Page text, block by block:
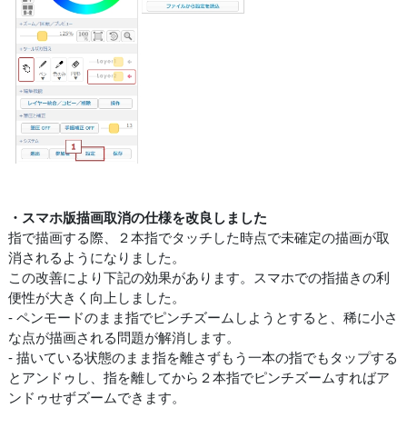
・スマホ版描画取消の仕様を改良しました
指で描画する際、２本指でタッチした時点で未確定の描画が取
消されるようになりました。
この改善により下記の効果があります。スマホでの指描きの利
便性が大きく向上しました。
- ペンモードのまま指でピンチズームしようとすると、稀に小さ
な点が描画される問題が解消します。
- 描いている状態のまま指を離さずもう一本の指でもタップする
とアンドゥし、指を離してから２本指でピンチズームすればア
ンドゥせずズームできます。